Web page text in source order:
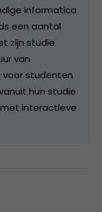
informatica
een aantal
zijn studie
van
voor studenten
hun studie
interactieve